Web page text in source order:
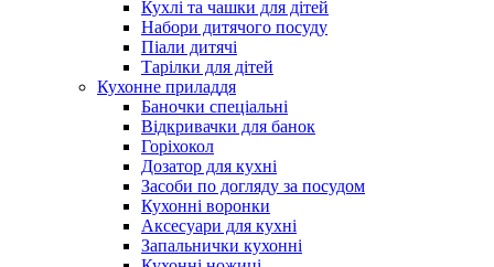
Кухлі та чашки для дітей
Набори дитячого посуду
Піали дитячі
Тарілки для дітей
Кухонне приладдя
Баночки спеціальні
Відкривачки для банок
Горіхокол
Дозатор для кухні
Засоби по догляду за посудом
Кухонні воронки
Аксесуари для кухні
Запальнички кухонні